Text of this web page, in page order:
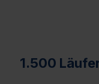
1.500